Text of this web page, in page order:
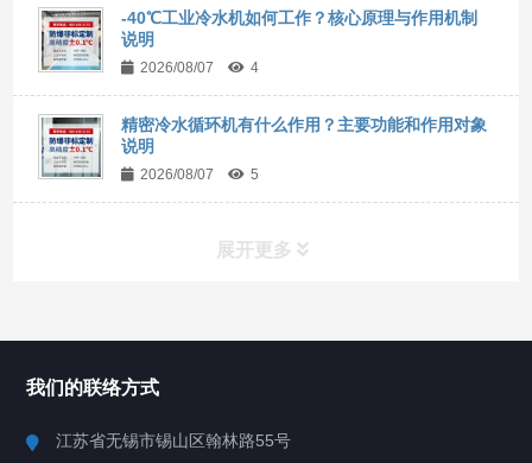
-40℃工业冷水机如何工作？核心原理与作用机制
说明
2026/08/07 4
精密冷水循环机有什么作用？主要功能和作用对象
说明
2026/08/07 5
展开更多
我们的联络方式
江苏省无锡市锡山区翰林路55号